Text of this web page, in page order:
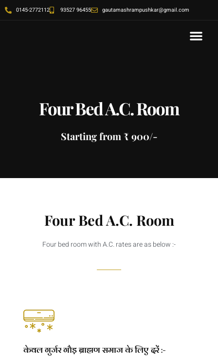
0145-2772112 93527 96455 gautamashrampushkar@gmail.com
Four Bed A.C. Room
Starting from ₹ 900/-
Four Bed A.C. Room
Four bed room with A.C. rates are as below :-
केवल गुर्जर गौड़ ब्राह्मण समाज के लिए दरें :-